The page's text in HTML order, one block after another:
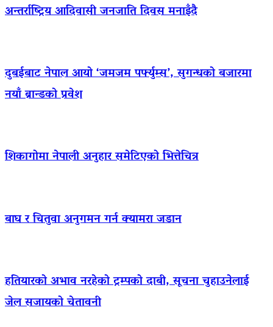
अन्तर्राष्ट्रिय आदिवासी जनजाति दिवस मनाइँदै
दुबईबाट नेपाल आयो ‘जमजम पर्फ्युम्स’, सुगन्धको बजारमा
नयाँ ब्रान्डको प्रवेश
शिकागोमा नेपाली अनुहार समेटिएको भित्तेचित्र
बाघ र चितुवा अनुगमन गर्न क्यामरा जडान
हतियारको अभाव नरहेको ट्रम्पको दाबी, सूचना चुहाउनेलाई
जेल सजायको चेतावनी